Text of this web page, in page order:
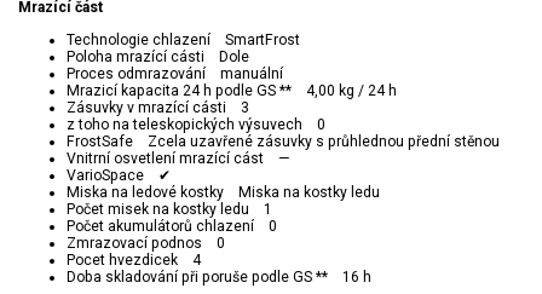
Mrazící část
Technologie chlazení SmartFrost
Poloha mrazící cásti Dole
Proces odmrazování manuální
Mrazicí kapacita 24 h podle GS ** 4,00 kg / 24 h
Zásuvky v mrazící cásti 3
z toho na teleskopických výsuvech 0
FrostSafe Zcela uzavřené zásuvky s průhlednou přední stěnou
Vnitrní osvetlení mrazící cást —
VarioSpace ✔
Miska na ledové kostky Miska na kostky ledu
Počet misek na kostky ledu 1
Počet akumulátorů chlazení 0
Zmrazovací podnos 0
Pocet hvezdicek 4
Doba skladování při poruše podle GS ** 16 h